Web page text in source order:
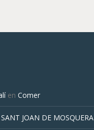
en Comer
JOAN DE MOSQUERA